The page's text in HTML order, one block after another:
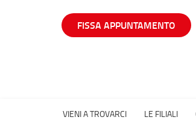
FISSA APPUNTAMENTO
VIENI A TROVARCI LE FILIALI